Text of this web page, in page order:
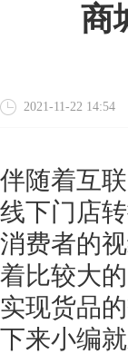
商
2021-11-22 14:54
伴随着互
线下门店
消费者的
着比较大
实现货品
下来小编